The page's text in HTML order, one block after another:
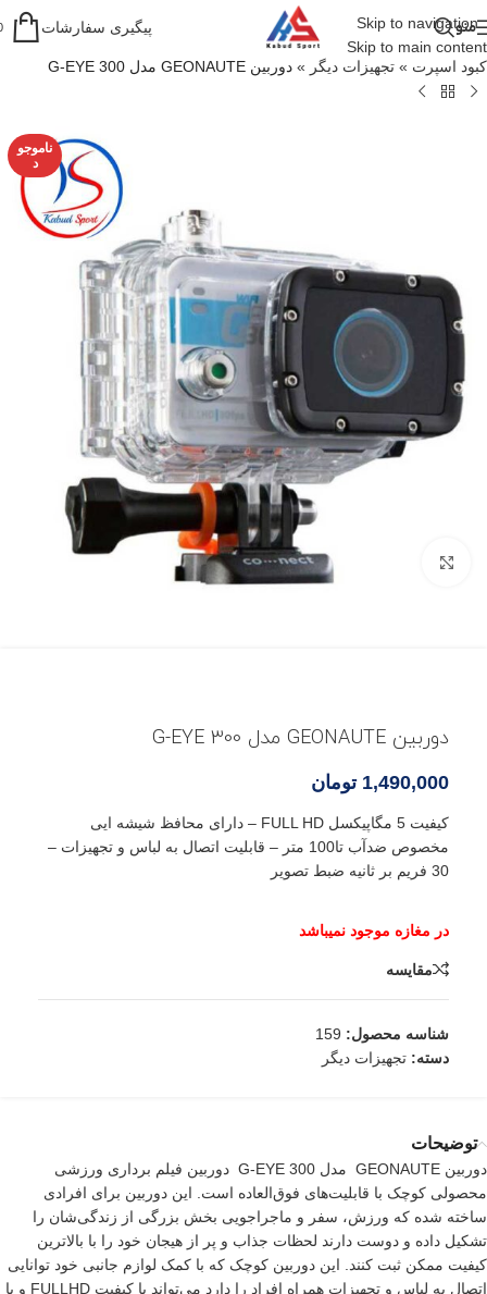
Skip to navigation
Skip to main content
منو پیگیری سفارشات
کبود اسپرت » تجهیزات دیگر » دوربین GEONAUTE مدل G-EYE 300
ناموجو
د
بزرگنمایی تصویر
دوربین GEONAUTE مدل G-EYE 300
1,490,000 تومان
کیفیت 5 مگاپیکسل FULL HD – دارای محافظ شیشه ایی
مخصوص ضدآب تا100 متر – قابلیت اتصال به لباس و تجهیزات –
30 فریم بر ثانیه ضبط تصویر
مقایسه
شناسه محصول: 159
دسته: تجهیزات دیگر
توضیحات
دوربین GEONAUTE مدل G-EYE 300 دوربین فیلم برداری ورزشی
محصولی کوچک با قابلیت‌های فوق‌العاده است. این دوربین برای افرادی
ساخته شده که ورزش، سفر و ماجراجویی بخش بزرگی از زندگی‌شان را
تشکیل داده و دوست دارند لحظات جذاب و پر از هیجان خود را با بالاترین
کیفیت ممکن ثبت کنند. این دوربین کوچک که با کمک لوازم جانبی خود توانایی
اتصال به لباس و تجهیزات همراه افراد را دارد می‌تواند با کیفیت FULLHD و با